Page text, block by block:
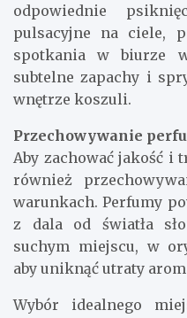
odpowiednie
pulsacyjne na ciele,
spotkania w biurze
subtelne zapachy i
wnętrze koszuli.
Przechowywanie
Aby zachować jakość i
również
warunkach. Perfumy
z dala od światła
suchym miejscu, w
aby uniknąć utraty
Wybór idealnego